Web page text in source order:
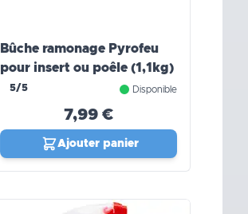
Bûche ramonage Pyrofeu
pour insert ou poêle (1,1kg)
5/5 Disponible
7,99 €
Ajouter panier